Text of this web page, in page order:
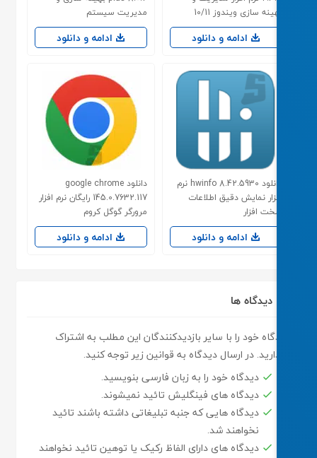
سازی ویندوز 10/11
ادامه و دانلود
مدیریت سیستم
ادامه و دانلود
دانلود hwinfo 8.42.5930 نرم
نمایش دقیق اطلاعات
ادامه و دانلود
دانلود google chrome
145.0.7632.117 رایگان نرم افزار
مرورگر گوگل کروم
ادامه و دانلود
دیدگاه ها
خود را با سایر بازدیدکنندگان این مطلب به اشتراک
در ارسال دیدگاه به قوانین زیر توجه کنید.
دیدگاه خود را به زبان فارسی بنویسید.
دیدگاه های فینگلیش تائید نمیشوند.
دیدگاه هایی که جنبه تبلیغاتی داشته باشند تائید
نخواهند شد.
دیدگاه های دارای الفاظ رکیک یا توهین تائید نخواهند